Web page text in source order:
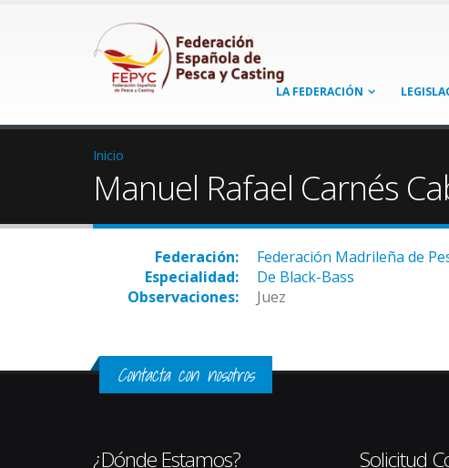
LA FEDERACIÓN
Inicio
Manuel Rafael Carnés
Federación:
Federación Madrileña de
Especialidad:
De Black-Bass
Observaciones:
Juez
Contacta con nosotros
¿Dónde Estamos? Solicitud